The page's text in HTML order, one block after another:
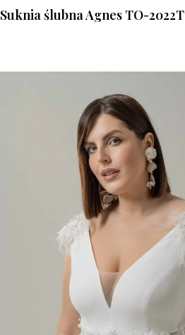
Suknia ślubna Agnes TO-2022T